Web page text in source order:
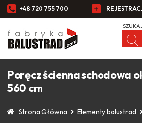
+48 720 755 700
Poręcz ścienna schodowa
560 cm
Strona Główna Elementy balustrad